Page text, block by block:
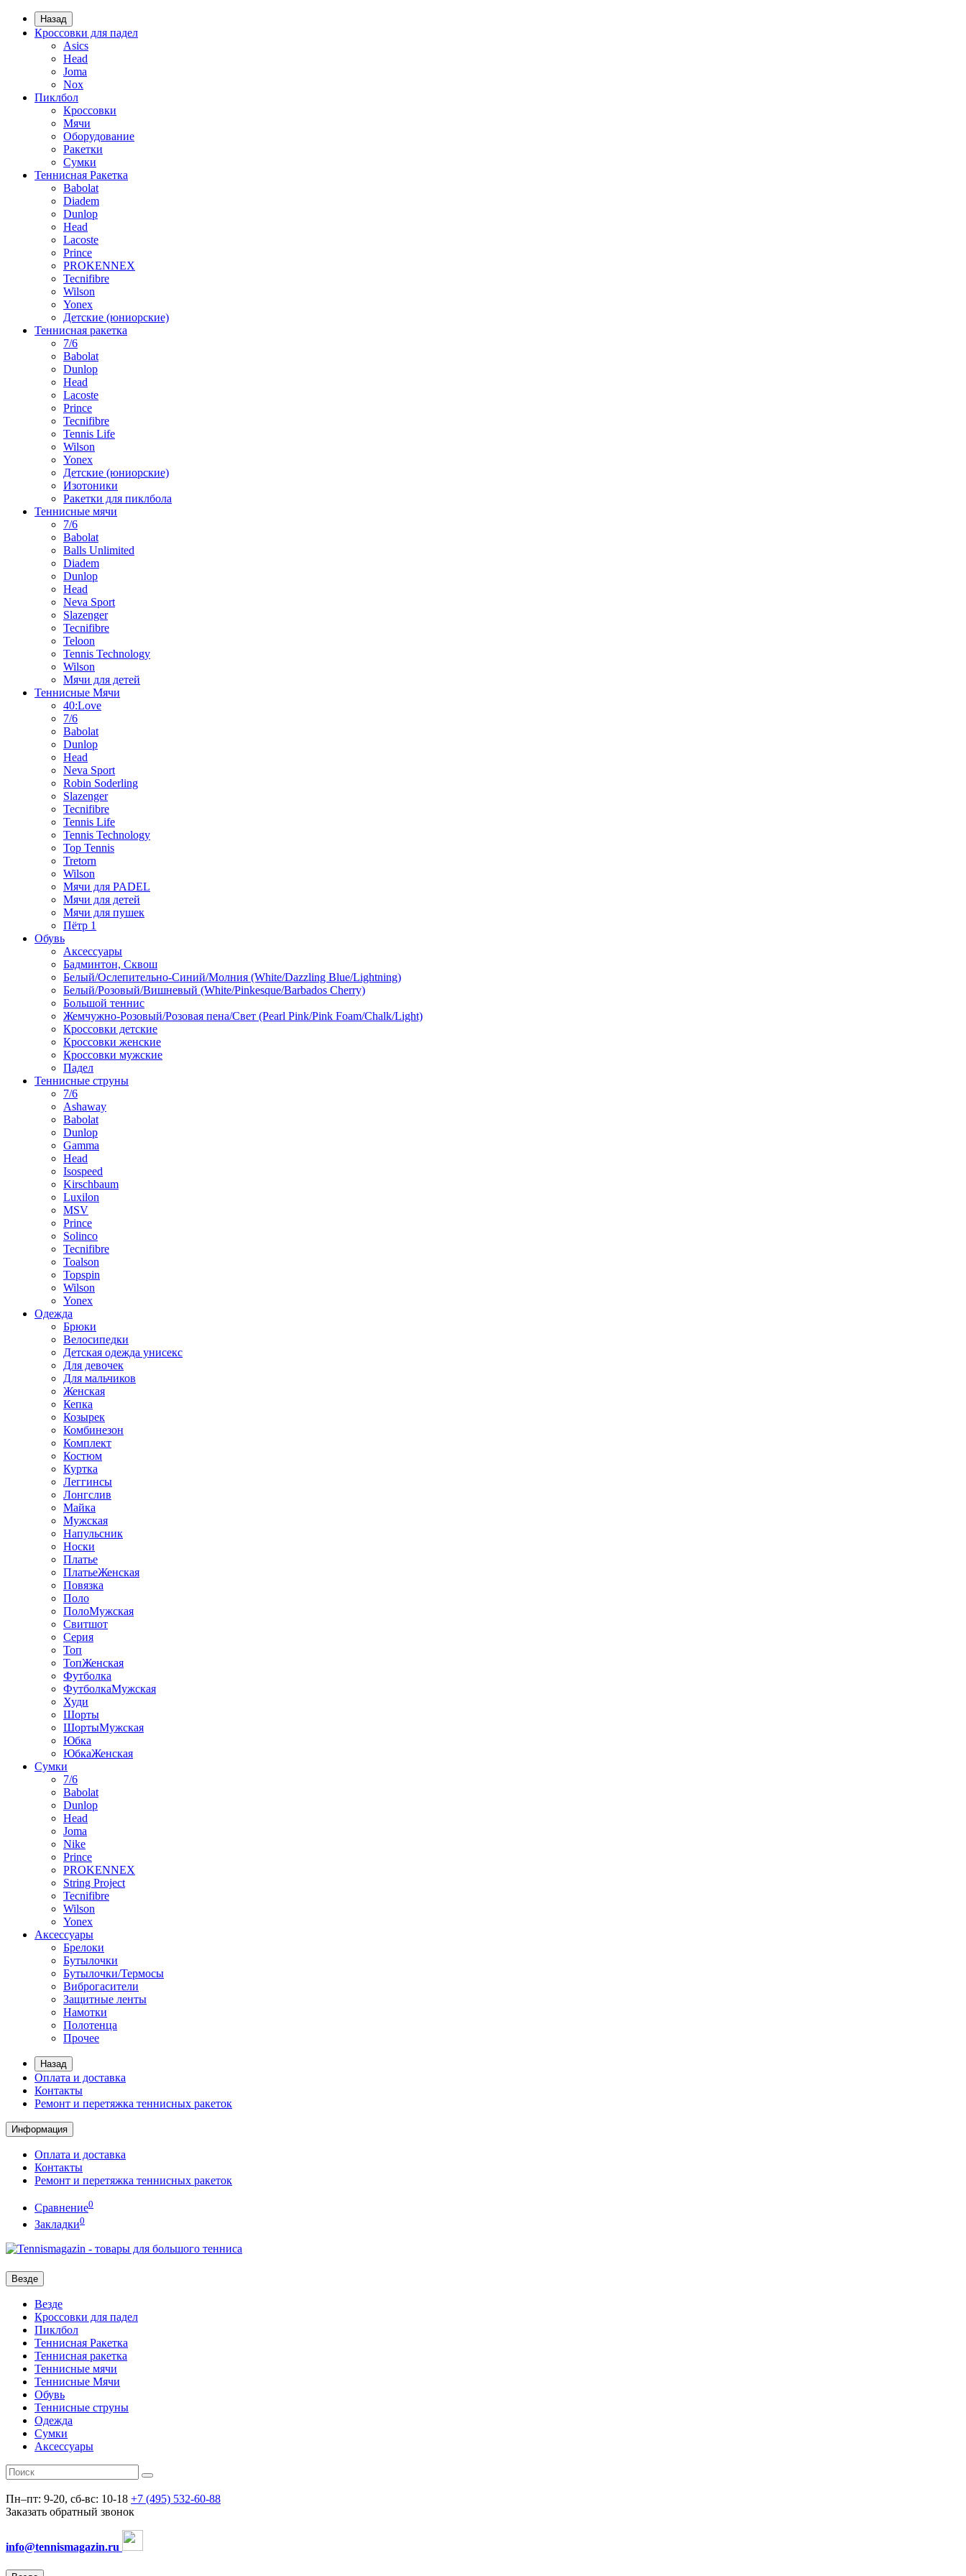
Назад
Кроссовки для падел
Asics
Head
Joma
Nox
Пиклбол
Кроссовки
Мячи
Оборудование
Ракетки
Сумки
Теннисная Ракетка
Babolat
Diadem
Dunlop
Head
Lacoste
Prince
PROKENNEX
Tecnifibre
Wilson
Yonex
Детские (юниорские)
Теннисная ракетка
7/6
Babolat
Dunlop
Head
Lacoste
Prince
Tecnifibre
Tennis Life
Wilson
Yonex
Детские (юниорские)
Изотоники
Ракетки для пиклбола
Теннисные мячи
7/6
Babolat
Balls Unlimited
Diadem
Dunlop
Head
Neva Sport
Slazenger
Tecnifibre
Teloon
Tennis Technology
Wilson
Мячи для детей
Теннисные Мячи
40:Love
7/6
Babolat
Dunlop
Head
Neva Sport
Robin Soderling
Slazenger
Tecnifibre
Tennis Life
Tennis Technology
Top Tennis
Tretorn
Wilson
Мячи для PADEL
Мячи для детей
Мячи для пушек
Пётр 1
Обувь
Аксессуары
Бадминтон, Сквош
Белый/Ослепительно-Синий/Молния (White/Dazzling Blue/Lightning)
Белый/Розовый/Вишневый (White/Pinkesque/Barbados Cherry)
Большой теннис
Жемчужно-Розовый/Розовая пена/Свет (Pearl Pink/Pink Foam/Chalk/Light)
Кроссовки детские
Кроссовки женские
Кроссовки мужские
Падел
Теннисные струны
7/6
Ashaway
Babolat
Dunlop
Gamma
Head
Isospeed
Kirschbaum
Luxilon
MSV
Prince
Solinco
Tecnifibre
Toalson
Topspin
Wilson
Yonex
Одежда
Брюки
Велосипедки
Детская одежда унисекс
Для девочек
Для мальчиков
Женская
Кепка
Козырек
Комбинезон
Комплект
Костюм
Куртка
Леггинсы
Лонгслив
Майка
Мужская
Напульсник
Носки
Платье
ПлатьеЖенская
Повязка
Поло
ПолоМужская
Свитшот
Серия
Топ
ТопЖенская
Футболка
ФутболкаМужская
Худи
Шорты
ШортыМужская
Юбка
ЮбкаЖенская
Сумки
7/6
Babolat
Dunlop
Head
Joma
Nike
Prince
PROKENNEX
String Project
Tecnifibre
Wilson
Yonex
Аксессуары
Брелоки
Бутылочки
Бутылочки/Термосы
Виброгасители
Защитные ленты
Намотки
Полотенца
Прочее
Назад
Оплата и доставка
Контакты
Ремонт и перетяжка теннисных ракеток
Информация
Оплата и доставка
Контакты
Ремонт и перетяжка теннисных ракеток
Сравнение0
Закладки0
Везде
Везде
Кроссовки для падел
Пиклбол
Теннисная Ракетка
Теннисная ракетка
Теннисные мячи
Теннисные Мячи
Обувь
Теннисные струны
Одежда
Сумки
Аксессуары
Пн–пт: 9-20, сб-вс: 10-18 +7 (495) 532-60-88
Заказать обратный звонок
info@tennismagazin.ru